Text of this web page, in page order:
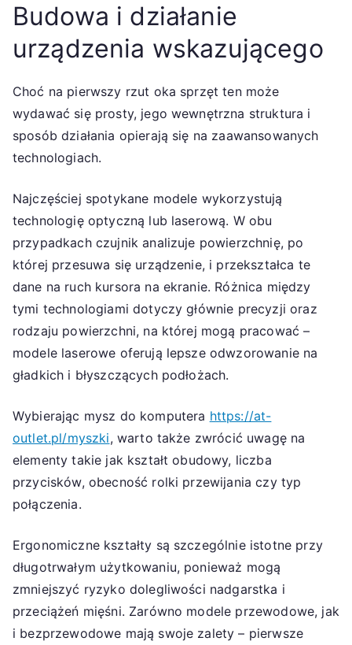
Budowa i działanie
urządzenia wskazującego
Choć na pierwszy rzut oka sprzęt ten może
wydawać się prosty, jego wewnętrzna struktura i
sposób działania opierają się na zaawansowanych
technologiach.
Najczęściej spotykane modele wykorzystują
technologię optyczną lub laserową. W obu
przypadkach czujnik analizuje powierzchnię, po
której przesuwa się urządzenie, i przekształca te
dane na ruch kursora na ekranie. Różnica między
tymi technologiami dotyczy głównie precyzji oraz
rodzaju powierzchni, na której mogą pracować –
modele laserowe oferują lepsze odwzorowanie na
gładkich i błyszczących podłożach.
Wybierając mysz do komputera https://at-
outlet.pl/myszki, warto także zwrócić uwagę na
elementy takie jak kształt obudowy, liczba
przycisków, obecność rolki przewijania czy typ
połączenia.
Ergonomiczne kształty są szczególnie istotne przy
długotrwałym użytkowaniu, ponieważ mogą
zmniejszyć ryzyko dolegliwości nadgarstka i
przeciążeń mięśni. Zarówno modele przewodowe, jak
i bezprzewodowe mają swoje zalety – pierwsze